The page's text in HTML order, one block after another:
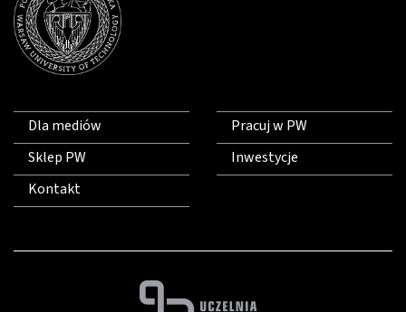
Dla mediów
Sklep PW
Kontakt
Pracuj w PW
Inwestycje